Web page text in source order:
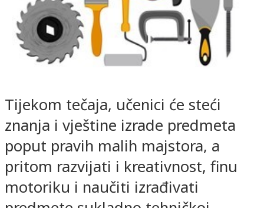
Tijekom tečaja, učenici će steći
znanja i vještine izrade predmeta
poput pravih malih majstora, a
pritom razvijati i kreativnost, finu
motoriku i naučiti izrađivati